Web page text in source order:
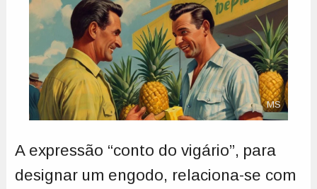
MS
A expressão “conto do vigário”, para
designar um engodo, relaciona-se com